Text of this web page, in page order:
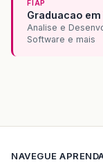
FIAP
Graduacao
Analise e
Software e mais
NAVEGUE